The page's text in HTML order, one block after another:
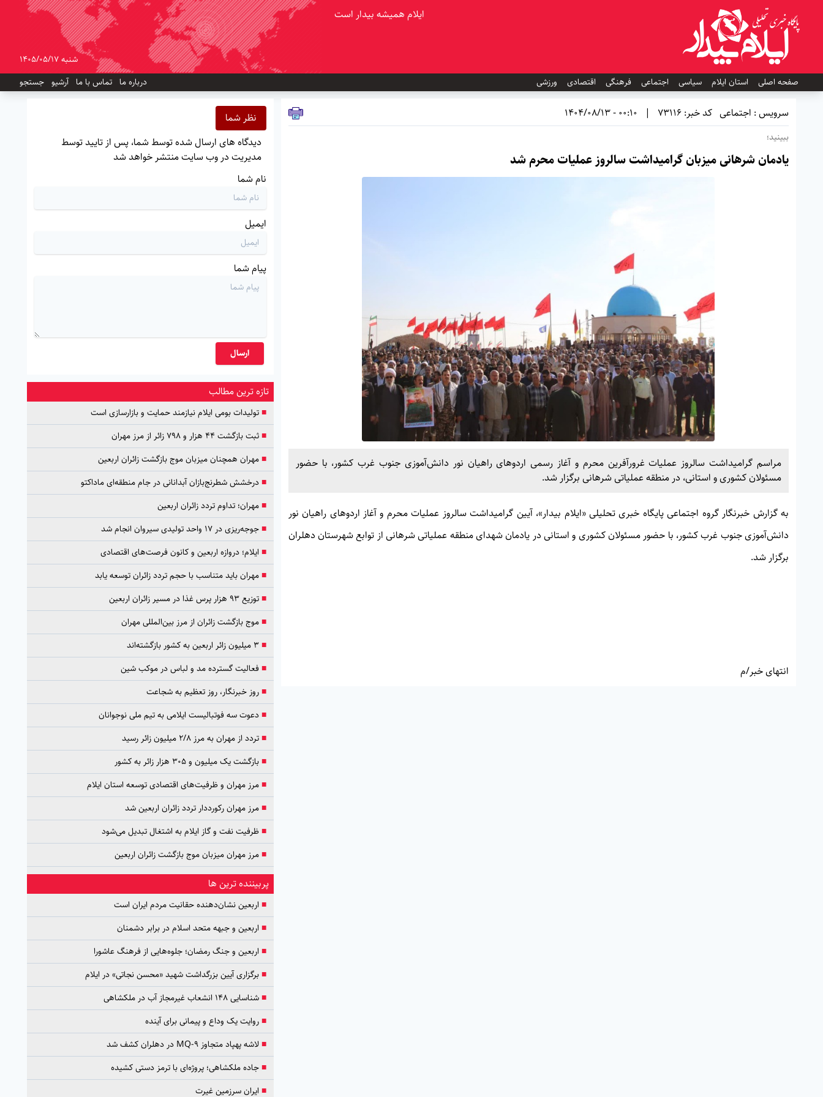
ایلام همیشه بیدار است
شنبه 1405/05/17
صفحه اصلی
استان ایلام سیاسی اجتماعی فرهنگی اقتصادی ورزشی درباره ما تماس با ما آرشیو جستجو
سرویس : اجتماعی کد خبر: 73116 |
00:10 - 1404/08/13
ببینید؛
یادمان شرهانی میزبان گرامیداشت سالروز عملیات محرم شد
مراسم گرامیداشت سالروز عملیات غرورآفرین محرم و آغاز رسمی اردوهای راهیان نور دانش‌آموزی جنوب غرب کشور، با حضور
مسئولان کشوری و استانی، در منطقه عملیاتی شرهانی برگزار شد.
به گزارش خبرنگار گروه اجتماعی پایگاه خبری تحلیلی «ایلام بیدار»، آیین گرامیداشت سالروز عملیات محرم و آغاز اردوهای راهیان نور
دانش‌آموزی جنوب غرب کشور، با حضور مسئولان کشوری و استانی در یادمان شهدای منطقه عملیاتی شرهانی از توابع شهرستان دهلران
برگزار شد.
انتهای خبر/م
نظر شما
دیدگاه های ارسال شده توسط شما، پس از تایید توسط
مدیریت در وب سایت منتشر خواهد شد
نام شما
ایمیل
پیام شما
ارسال
تازه ترین مطالب
■تولیدات بومی ایلام نیازمند حمایت و بازارسازی است
■ثبت بازگشت ۴۴ هزار و ۷۹۸ زائر از مرز مهران
■مهران همچنان میزبان موج بازگشت زائران اربعین
■درخشش شطرنج‌بازان آبدانانی در جام منطقه‌ای ماداکتو
■مهران؛ تداوم تردد زائران اربعین
■جوجه‌ریزی در ۱۷ واحد تولیدی سیروان انجام شد
■ ایلام؛ دروازه اربعین و کانون فرصت‌های اقتصادی
■مهران باید متناسب با حجم تردد زائران توسعه یابد
■توزیع ۹۳ هزار پرس غذا در مسیر زائران اربعین
■موج بازگشت زائران از مرز بین‌المللی مهران
■۳ میلیون زائر اربعین به کشور بازگشته‌اند
■فعالیت گسترده مد و لباس در موکب شین
■روز خبرنگار، روز تعظیم به شجاعت
■دعوت سه فوتبالیست ایلامی به تیم ملی نوجوانان
■تردد از مهران به مرز ۲/۸ میلیون زائر رسید
■بازگشت یک میلیون و ۳۰۵ هزار زائر به کشور
■مرز مهران و ظرفیت‌های اقتصادی توسعه استان ایلام
■مرز مهران رکورددار تردد زائران اربعین شد
■ظرفیت نفت و گاز ایلام به اشتغال تبدیل می‌شود
■مرز مهران میزبان موج بازگشت زائران اربعین
پربیننده ترین ها
■ اربعین نشان‌دهنده حقانیت مردم ایران است
■ اربعین و جبهه متحد اسلام در برابر دشمنان
■ اربعین و جنگ رمضان؛ جلوه‌هایی از فرهنگ عاشورا
■برگزاری آیین بزرگداشت شهید «محسن نجاتی» در ایلام
■شناسایی ۱۴۸ انشعاب غیرمجاز آب در ملکشاهی
■روایت یک وداع و پیمانی برای آینده
■لاشه پهپاد متجاوز MQ-9 در دهلران کشف شد
■جاده ملکشاهی؛ پروژه‌ای با ترمز دستی کشیده
■ ایران سرزمین غیرت